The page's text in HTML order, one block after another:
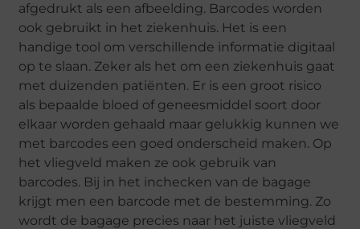
afgedrukt als een afbeelding. Barcodes worden
ook gebruikt in het ziekenhuis. Het is een
handige tool om verschillende informatie digitaal
op te slaan. Zeker als het om een ziekenhuis gaat
met duizenden patiënten. Er is een groot risico
als bepaalde bloed of geneesmiddel soort door
elkaar worden gehaald maar gelukkig kunnen we
met barcodes een goed onderscheid maken. Op
het vliegveld maken ze ook gebruik van
barcodes. Bij in het inchecken van de bagage
krijgt men een barcode met de bestemming. Zo
wordt de bagage precies naar het juiste vliegveld